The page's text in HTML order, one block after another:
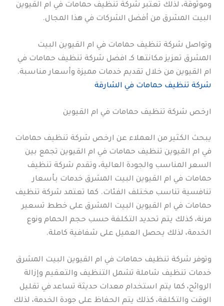
وموثوقة، لذلك تعتبر شركة تنظيف حمامات في ام القيوين
البيت المشرق من أفضل الشركات في هذا المجال.
وتواصل شركة تنظيف حمامات في ام القيوين البيت
المشرق تعزيز مكانتها كـ افضل شركة تنظيف حمامات في
ام القيوين من خلال تقديم خدمات مميزة وأسعار مناسبة.
شركة تنظيف حمامات في الشارقة
ارخص شركة تنظيف حمامات في ام القيوين
يبحث الكثير من العملاء عن ارخص شركة تنظيف حمامات
في ام القيوين تنظيف حمامات في ام القيوين تجمع بين
السعر المناسب والجودة العالية، وتقدم شركة تنظيف
حمامات في ام القيوين البيت المشرق خدمات بأسعار
تنافسية تناسب مختلف الفئات. كما تعتمد شركة تنظيف
حمامات في ام القيوين البيت المشرق على خطط تسعير
مرنة، كذلك يتم تحديد التكلفة حسب حجم الحمام ونوع
الخدمة، لذلك يحصل العميل على شفافية كاملة.
وتوفر شركة تنظيف حمامات في ام القيوين البيت المشرق
خدمات تنظيف شاملة تشمل التنظيف والتعقيم وإزالة
الروائح، كما يتم استخدام معدات حديثة تساعد في تقليل
الوقت والتكلفة، كذلك يتم الحفاظ على جودة الخدمة، لذلك